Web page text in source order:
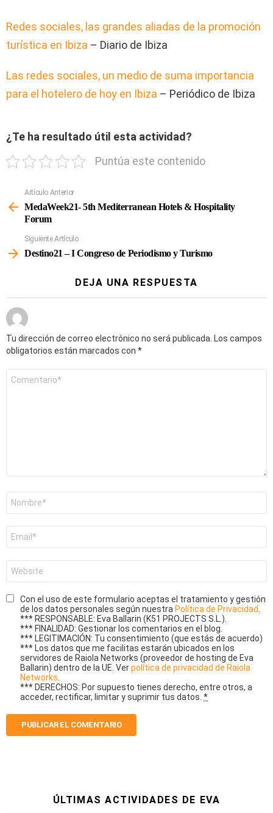
Redes sociales, las grandes aliadas de la promoción
turística en Ibiza – Diario de Ibiza
Las redes sociales, un medio de suma importancia
para el hotelero de hoy en Ibiza – Periódico de Ibiza
¿Te ha resultado útil esta actividad?
Puntúa este contenido
Más
Artículo Anterior
MedaWeek21- 5th Mediterranean Hotels & Hospitality
Forum
Siguiente Artículo
Destino21 – I Congreso de Periodismo y Turismo
DEJA UNA RESPUESTA
Tu dirección de correo electrónico no será publicada. Los campos
obligatorios están marcados con *
electrónico
*
Con el uso de este formulario aceptas el tratamiento y gestión
de los datos personales según nuestra Política de Privacidad.
*** RESPONSABLE: Eva Ballarin (K51 PROJECTS S.L.).
*** FINALIDAD: Gestionar los comentarios en el blog.
*** LEGITIMACIÓN: Tu consentimiento (que estás de acuerdo)
*** Los datos que me facilitas estarán ubicados en los
servidores de Raiola Networks (proveedor de hosting de Eva
Ballarin) dentro de la UE. Verpolítica de privacidad de Raiola
Networks.
*** DERECHOS: Por supuesto tienes derecho, entre otros, a
acceder, rectificar, limitar y suprimir tus datos. *
ÚLTIMAS ACTIVIDADES DE EVA